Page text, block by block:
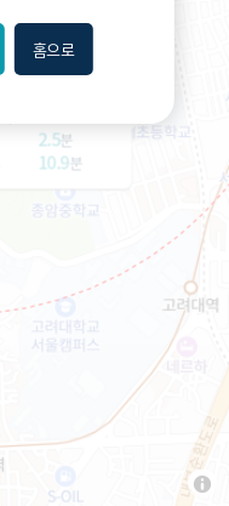
2.5분
10.9분
홈으로